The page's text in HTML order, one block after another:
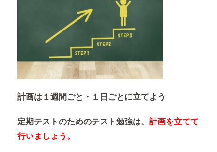
計画は１週間ごと・１日ごとに立てよう
定期テストのためのテスト勉強は、 計画を立てて
行いましょう。